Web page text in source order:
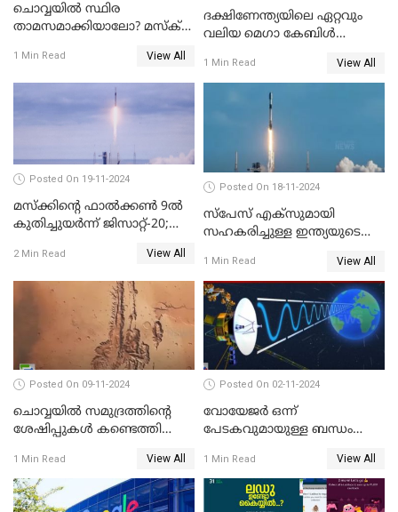
ചൊവ്വയിൽ സ്ഥിര
താമസമാക്കിയാലോ? മസ്ക്
1 Min Read View All
ദക്ഷിണേന്ത്യയിലെ ഏറ്റവും
വലിയ മെഗാ കേബിള്‍
ഈ മാസം 21ന് കൊച്ചിയിൽ
ആരംഭിക്കും
1 Min Read View All
Posted On 19-11-2024
മസ്‌ക്കിന്റെ ഫാല്‍ക്കണ്‍ 9ൽ
കുതിച്ചുയർന്ന് ജിസാറ്റ്-20;
2 Min Read View All
Posted On 18-11-2024
സ്‌പേസ് എക്‌സുമായി
സഹകരിച്ചുള്ള ഇന്ത്യയുടെ
നാളെ
1 Min Read View All
Posted On 09-11-2024
ചൊവ്വയില്‍ സമുദ്രത്തിന്റെ
ശേഷിപ്പുകള്‍ കണ്ടെത്തി
1 Min Read View All
Posted On 02-11-2024
വോയേജര്‍ ഒന്ന്
പേടകവുമായുള്ള ബന്ധം
1 Min Read View All